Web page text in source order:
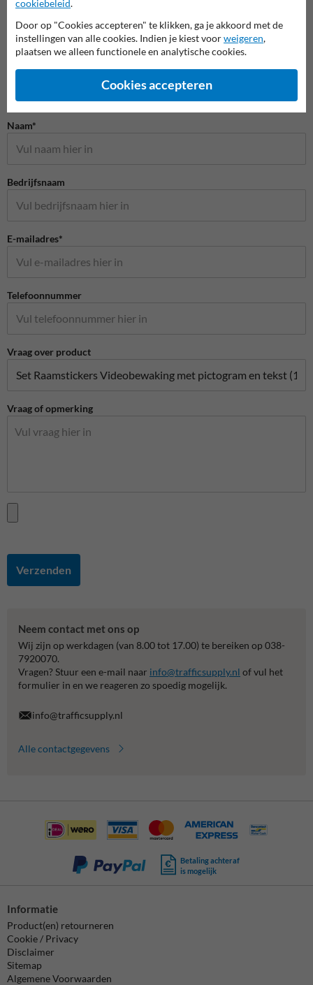
Stel je vraag aan Scheepvaartbord.nl
Naam*
Bedrijfsnaam
E-mailadres*
Telefoonnummer
Vraag over product
Vraag of opmerking
Verzenden
Neem contact met ons op
Wij zijn op werkdagen (van 8.00 tot 17.00) te bereiken op 038-
7920070.
Vragen? Stuur een e-mail naar info@trafficsupply.nl of vul het
formulier in en we reageren zo spoedig mogelijk.
info@trafficsupply.nl
Alle contactgegevens
Betaling achteraf
is mogelijk
Informatie
Product(en) retourneren
Cookie / Privacy
Disclaimer
Sitemap
Algemene Voorwaarden
cookiebeleid.
Door op "Cookies accepteren" te klikken, ga je akkoord met de
instellingen van alle cookies. Indien je kiest voorweigeren,
plaatsen we alleen functionele en analytische cookies.
Cookies accepteren